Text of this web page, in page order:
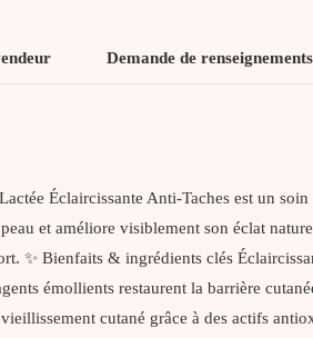
Demande de renseignements
Éclaircissante Anti‑Taches est un
et améliore visiblement son éclat
✨ Bienfaits & ingrédients clés
émollients restaurent la barrière
cutané grâce à des actifs